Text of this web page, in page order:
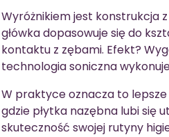
Wyróżnikiem jest konstrukcja
główka dopasowuje się do
kontaktu z zębami. Efekt?
technologia soniczna
W praktyce oznacza to lepsze
gdzie płytka nazębna lubi się
skuteczność swojej rutyny